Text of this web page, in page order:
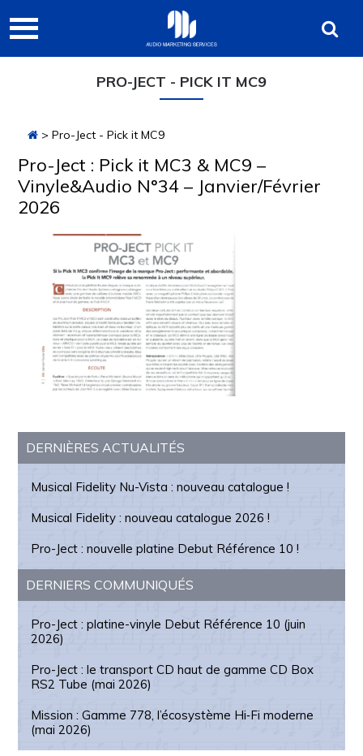
la
au
contenu
la
Audio
Marketing
Services
PRO-JECT - PICK IT MC9
> Pro-Ject - Pick it MC9
Pro-Ject : Pick it MC3 & MC9 –
Vinyle&Audio N°34 – Janvier/Février
2026
Barre
latérale
principale
DERNIÈRES ACTUALITÉS
Musical Fidelity Nu-Vista : nouveau catalogue !
Musical Fidelity : nouveau catalogue 2026 !
Pro-Ject : nouvelle platine Debut Référence 10 !
DERNIERS COMMUNIQUÉS
Pro-Ject : platine-vinyle Debut Référence 10 (juin
2026)
Pro-Ject : le transport CD haut de gamme CD Box
RS2 Tube (mai 2026)
Mission : Gamme 778, l’écosystème Hi‑Fi moderne
(mai 2026)